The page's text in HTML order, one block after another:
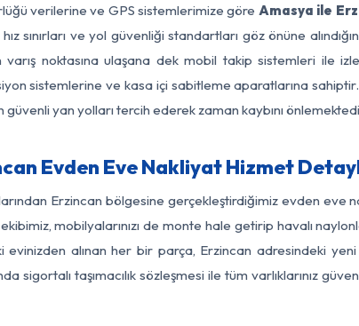
verilerine ve GPS sistemlerimize göre Amasya ile
hız sınırları ve yol güvenliği standartları göz önüne
varış noktasına ulaşana dek mobil takip sistemleri ile
sistemlerine ve kasa içi sabitleme aparatlarına
yan yolları tercih ederek zaman kaybını
Evden Eve Nakliyat Hizmet
Erzincan bölgesine gerçekleştirdiğimiz evden
mobilyalarınızı de monte hale getirip havalı
evinizden alınan her bir parça, Erzincan adresindeki
sigortalı taşımacılık sözleşmesi ile tüm varlıklarınız